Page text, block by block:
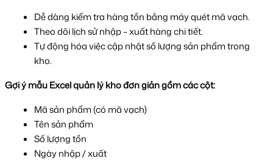
Dễ dàng kiểm tra hàng tồn bằng máy quét mã vạch.
Theo dõi lịch sử nhập – xuất hàng chi tiết.
Tự động hóa việc cập nhật số lượng sản phẩm trong
kho.
Gợi ý mẫu Excel quản lý kho đơn giản gồm các cột:
Mã sản phẩm (có mã vạch)
Tên sản phẩm
Số lượng tồn
Ngày nhập / xuất